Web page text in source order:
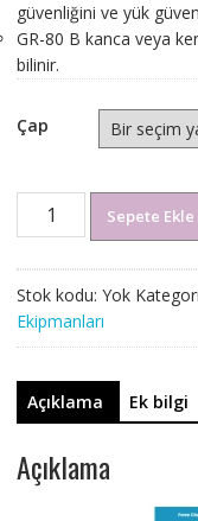
güvenliğini ve yük
GR-80 B kanca veya
bilinir.
Çap
Ekonomik
adet
Sepete Ekle
Stok kodu: Yok
Ekipmanları
Açıklama Ek bilgi
Açıklama